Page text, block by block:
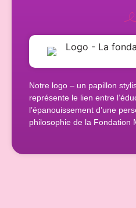
Notre logo – un papillon
représente le lien entre
l’épanouissement d’une
philosophie de la Fondation